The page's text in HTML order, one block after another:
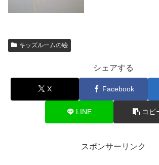
キッズルームの絵
シェアする
X Facebook
LINE コピ
スポンサーリンク